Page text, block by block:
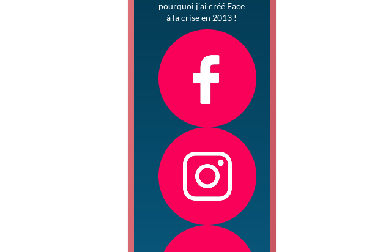
pourquoi j’ai créé Face
à la crise en 2013 !